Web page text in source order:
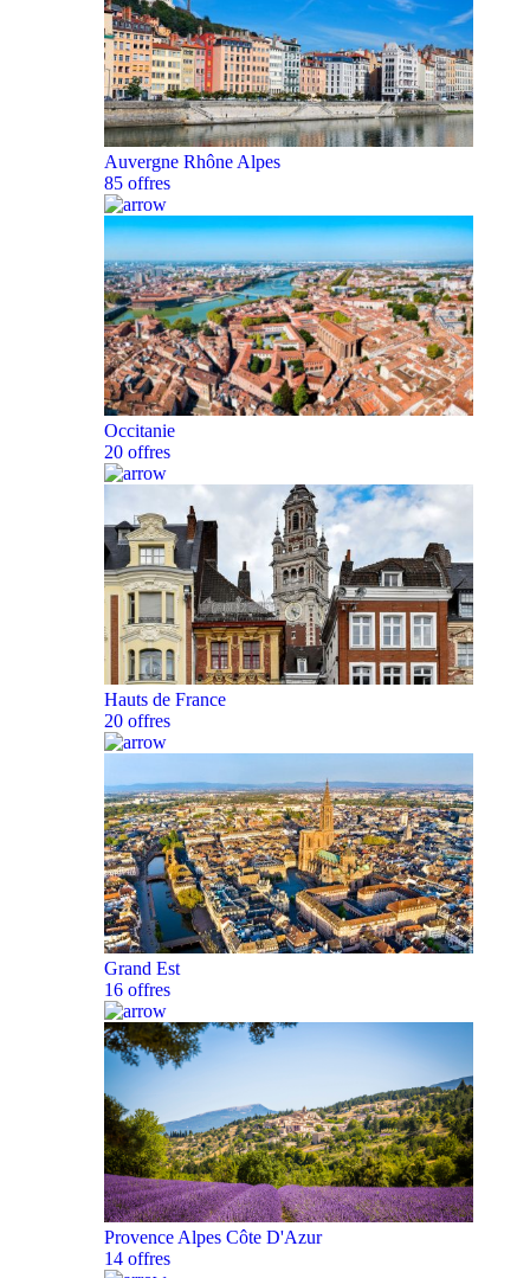
Auvergne Rhône Alpes
85 offres
Occitanie
20 offres
Hauts de France
20 offres
Grand Est
16 offres
Provence Alpes Côte D'Azur
14 offres